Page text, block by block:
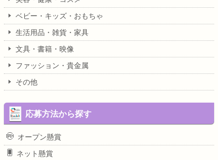
ベビー・キッズ・おもちゃ
生活用品・雑貨・家具
文具・書籍・映像
ファッション・貴金属
その他
応募方法から探す
オープン懸賞
ネット懸賞